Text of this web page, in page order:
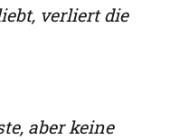
verliert die
aber keine